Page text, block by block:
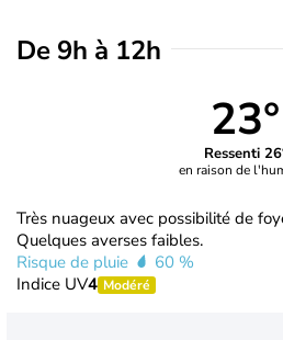
De 9h à 12h
23°
Ressenti
en raison de
Très nuageux avec possibilité de
Quelques averses faibles.
Risque de pluie
60 %
Indice UV4 Modéré